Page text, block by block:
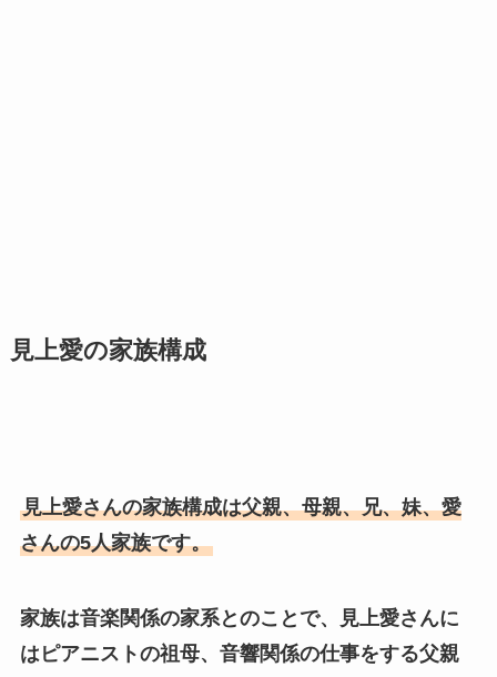
見上愛の家族構成
見上愛さんの家族構成は父親、母親、兄、妹、愛
さんの5人家族です。
家族は音楽関係の家系とのことで、見上愛さんに
はピアニストの祖母、音響関係の仕事をする父親